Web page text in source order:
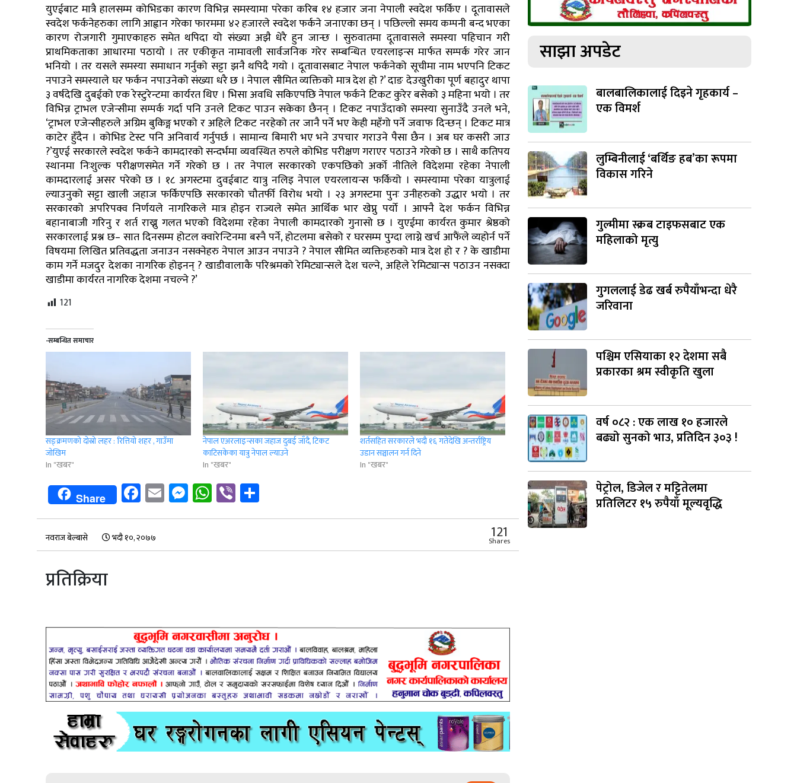
युएईबाट मात्रै हालसम्म कोभिडका कारण विभिन्न समस्यामा परेका करिब १४ हजार जना नेपाली स्वदेश फर्किए । दूतावासले
स्वदेश फर्कनेहरुका लागि आह्वान गरेका फारममा ४२ हजारले स्वदेश फर्कने जनाएका छन् । पछिल्लो समय कम्पनी बन्द भएका
कारण रोजगारी गुमाएकाहरु समेत थपिदा यो संख्या अझै धेरै हुन जान्छ । सुरुवातमा दूतावासले समस्या पहिचान गरी
प्राथमिकताका आधारमा पठायो । तर एकीकृत नामावली सार्वजनिक गरेर सम्बन्धित एयरलाइन्स मार्फत सम्पर्क गरेर जान
भनियो । तर यसले समस्या समाधान गर्नुको सट्टा झनै थपिदै गयो । दूतावासबाट नेपाल फर्कनेको सूचीमा नाम भएपनि टिकट
नपाउने समस्याले घर फर्कन नपाउनेको संख्या धरै छ । नेपाल सीमित व्यक्तिको मात्र देश हो ?’ दाङ देउखुरीका पूर्ण बहादुर थापा
३ वर्षदेखि दुबईको एक रेस्टुरेन्टमा कार्यरत थिए । भिसा अवधि सकिएपछि नेपाल फर्कने टिकट कुरेर बसेको ३ महिना भयो । तर
विभिन्न ट्राभल एजेन्सीमा सम्पर्क गर्दा पनि उनले टिकट पाउन सकेका छैनन् । टिकट नपाउँदाको समस्या सुनाउँदै उनले भने,
‘ट्राभल एजेन्सीहरुले अग्रिम बुकिङ्ग भएको र अहिले टिकट नरहेको तर जानै पर्ने भए केही महँगो पर्ने जवाफ दिन्छन् । टिकट मात्र
काटेर हुँदैन । कोभिड टेस्ट पनि अनिवार्य गर्नुपर्छ । सामान्य बिमारी भए भने उपचार गराउने पैसा छैन । अब घर कसरी जाउ
?’युएई सरकारले स्वदेश फर्कने कामदारको सन्दर्भमा व्यवस्थित रुपले कोभिड परीक्षण गराएर पठाउने गरेको छ । साथै कतिपय
स्थानमा निःशुल्क परीक्षणसमेत गर्ने गरेको छ । तर नेपाल सरकारको एकपछिको अर्को नीतिले विदेशमा रहेका नेपाली
कामदारलाई असर परेको छ । १८ अगस्टमा दुवईबाट यात्रु नलिइ नेपाल एयरलायन्स फर्कियो । समस्यामा परेका यात्रुलाई
ल्याउनुको सट्टा खाली जहाज फर्किएपछि सरकारको चौतर्फी विरोध भयो । २३ अगस्टमा पुनः उनीहरुको उद्धार भयो । तर
सरकारको अपरिपक्व निर्णयले नागरिकले मात्र होइन राज्यले समेत आर्थिक भार खेप्नु पर्यो । आफ्नै देश फर्कन विभिन्न
बहानाबाजी गरिनु र शर्त राख्नु गलत भएको विदेशमा रहेका नेपाली कामदारको गुनासो छ । युएईमा कार्यरत कुमार श्रेष्ठको
सरकारलाई प्रश्न छ– सात दिनसम्म होटल क्वारेन्टिनमा बस्नै पर्ने, होटलमा बसेको र घरसम्म पुग्दा लाग्ने खर्च आफैंले व्यहोर्न पर्ने
विषयमा लिखित प्रतिवद्धता जनाउन नसक्नेहरु नेपाल आउन नपाउने ? नेपाल सीमित व्यक्तिहरुको मात्र देश हो र ? के खाडीमा
काम गर्ने मजदुर देशका नागरिक होइनन् ? खाडीवालाकै परिश्रमको रेमिट्यान्सले देश चल्ने, अहिले रेमिट्यान्स पठाउन नसक्दा
खाडीमा कार्यरत नागरिक देशमा नचल्ने ?’
121
-सम्बन्धित समाचार
सङ्क्रमणको दोस्रो लहर : रित्तियो शहर , गाउँमा
जोखिम
In "खबर"
नेपाल एअरलाइन्सका जहाज दुबई जाँदै, टिकट
काटिसकेका यात्रु नेपाल ल्याउने
In "खबर"
शर्तसहित सरकारले भदौ १६ गतेदेखि अन्तर्राष्ट्रिय
उडान सञ्चालन गर्न दिने
In "खबर"
Share Facebook
EmailMessenger
WhatsApp
Viber
नवराज बेल्बासे भदौ १०, २०७७ 121
Shares
प्रतिक्रिया
साझा अपडेट
बालबालिकालाई दिइने गृहकार्य –
एक विमर्श
लुम्बिनीलाई ‘बर्थिङ हब’का रूपमा
विकास गरिने
गुल्मीमा स्क्रब टाइफसबाट एक
महिलाको मृत्यु
गुगललाई डेढ खर्ब रुपैयाँभन्दा धेरै
जरिवाना
पश्चिम एसियाका १२ देशमा सबै
प्रकारका श्रम स्वीकृति खुला
वर्ष ०८२ : एक लाख १० हजारले
बढ्यो सुनको भाउ, प्रतिदिन ३०३ !
पेट्रोल, डिजेल र मट्टितेलमा
प्रतिलिटर १५ रुपैयाँ मूल्यवृद्धि